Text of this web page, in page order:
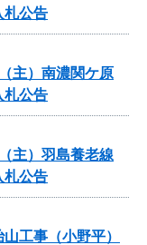
札公告
主）南濃関ケ原
札公告
主）羽島養老線
札公告
工事（小野平）